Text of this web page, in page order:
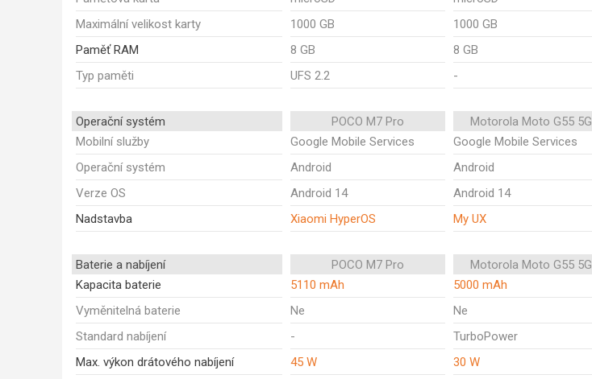
Maximální velikost karty
1000 GB 1000 GB
Paměť RAM
8 GB 8 GB
Typ paměti
UFS 2.2 -
Operační systém POCO M7 Pro Motorola Moto G55 5G
Mobilní služby
Google Mobile Services Google Mobile Services
Operační systém
Android Android
Verze OS
Android 14 Android 14
Nadstavba
Xiaomi HyperOS My UX
Baterie a nabíjení POCO M7 Pro Motorola Moto G55 5G
Kapacita baterie
5110 mAh 5000 mAh
Vyměnitelná baterie
Ne Ne
Standard nabíjení
- TurboPower
Max. výkon drátového nabíjení
45 W 30 W